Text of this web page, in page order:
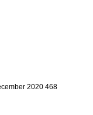
2020 468